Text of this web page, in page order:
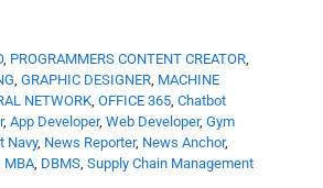
, PROGRAMMERS CONTENT CREATOR
GRAPHIC DESIGNER MACHINE
NETWORK OFFICE 365 Chatbot
, App Developer, Web Developer, Gym
Navy, News Reporter, News Anchor,
MBA DBMS Supply Chain Management